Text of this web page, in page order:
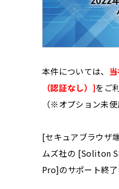
本件については、
（認証なし）]をご
（※オプション未
[セキュアブラウザ
ムズ社の [Soliton
Pro]のサポート終